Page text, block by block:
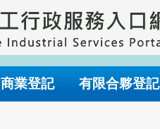
商業登記 有限合夥登記